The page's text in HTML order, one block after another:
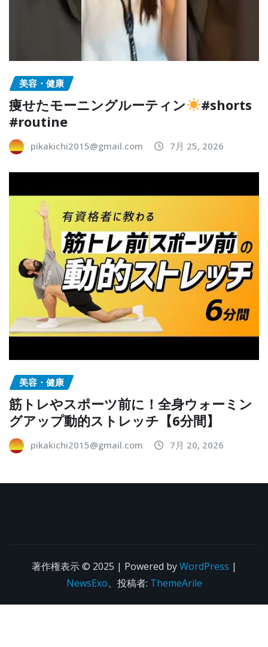
美容・健康
痩せたモーニングルーティン
#shorts
#routine
pikakichi2015@gmail.com 7月 25, 2026
美容・健康
筋トレやスポーツ前に！全身ウォーミン
グアップ動的ストレッチ【6分間】
pikakichi2015@gmail.com 7月 20, 2026
著作権表示 © 2025 | Powered byWordPress |
NewsExo、投稿者: ThemeArile